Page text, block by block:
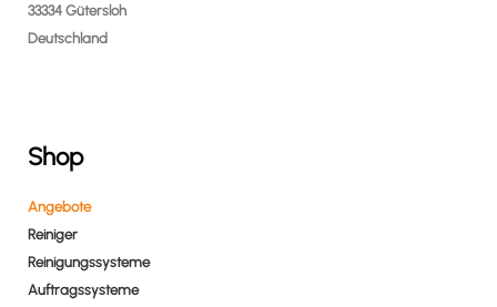
33334 Gütersloh
Deutschland
Shop
Angebote
Reiniger
Reinigungssysteme
Auftragssysteme